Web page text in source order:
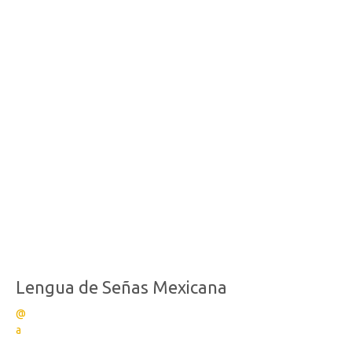
Lengua de Señas Mexicana
@
a